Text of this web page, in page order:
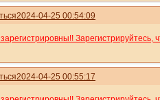
2024-04-25 00:54:09
Зарегистрируйтесь,
2024-04-25 00:55:17